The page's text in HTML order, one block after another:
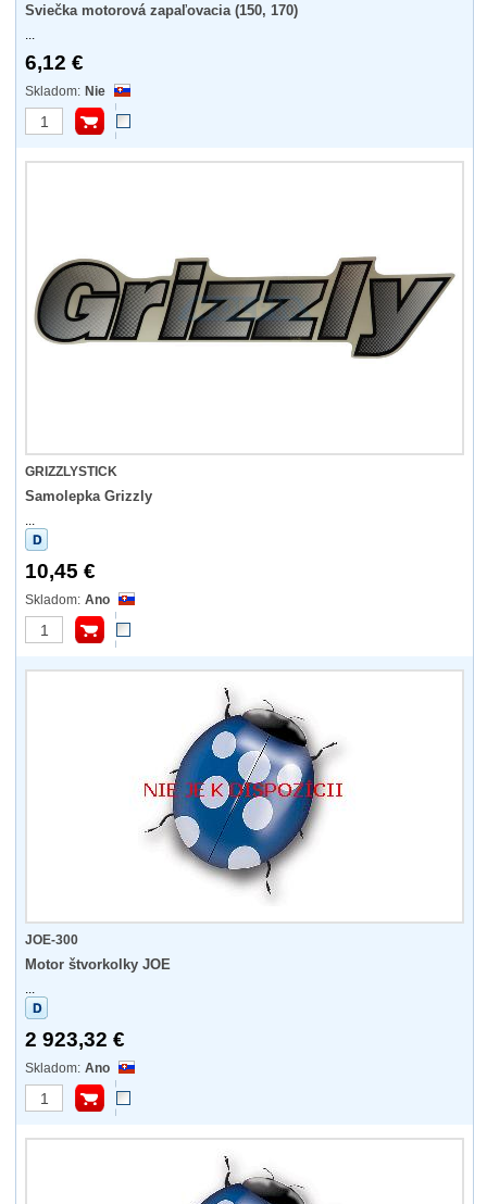
Sviečka motorová zapaľovacia (150, 170)
...
6,12 €
Nie
GRIZZLYSTICK
Samolepka Grizzly
...
10,45 €
Ano
JOE-300
Motor štvorkolky JOE
...
2 923,32 €
Ano